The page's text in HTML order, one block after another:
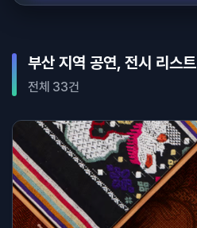
부산 지역 공연, 전시 리스트
전체 33건